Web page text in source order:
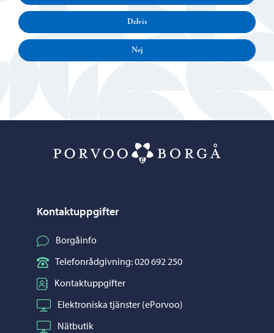
Delvis
Nej
Kontaktuppgifter
Borgåinfo
Telefonrådgivning: 020 692 250
Kontaktuppgifter
Elektroniska tjänster (ePorvoo)
Nätbutik